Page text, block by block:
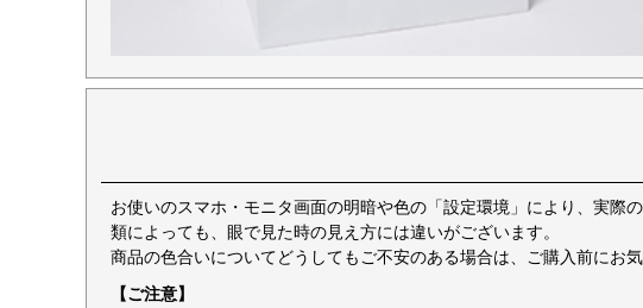
お使いのスマホ・モニタ画面の明暗や色の「設定環境」により、実際
類によっても、眼で見た時の見え方には違いがございます。
商品の色合いについてどうしてもご不安のある場合は、ご購入前にお
【ご注意】